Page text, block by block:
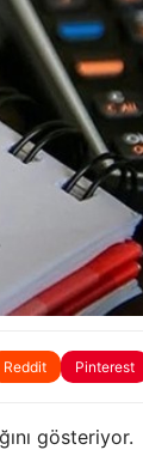
Reddit Pinterest
gösteriyor.